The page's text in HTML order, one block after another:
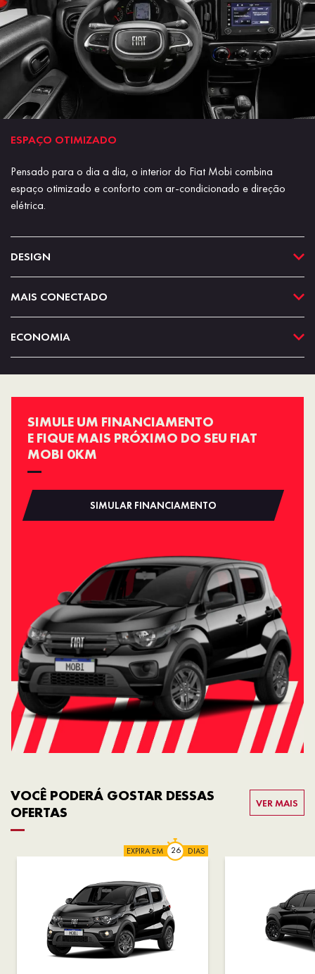
ESPAÇO OTIMIZADO
Pensado para o dia a dia, o interior do Fiat Mobi combina
espaço otimizado e conforto com ar-condicionado e direção
elétrica.
DESIGN
MAIS CONECTADO
ECONOMIA
SIMULE UM FINANCIAMENTO
E FIQUE MAIS PRÓXIMO DO SEU FIAT
MOBI 0KM
SIMULAR FINANCIAMENTO
VOCÊ PODERÁ GOSTAR DESSAS
OFERTAS
VER MAIS
EXPIRA EM DIAS